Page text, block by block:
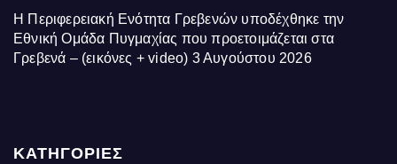
Η Περιφερειακή Ενότητα Γρεβενών υποδέχθηκε την
Εθνική Ομάδα Πυγμαχίας που προετοιμάζεται στα
Γρεβενά – (εικόνες + video) 3 Αυγούστου 2026
ΚΑΤΗΓΟΡΙΕΣ